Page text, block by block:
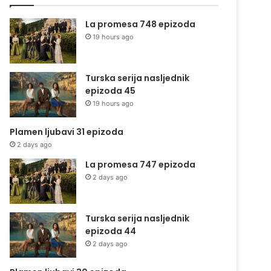
La promesa 748 epizoda
19 hours ago
Turska serija nasljednik
epizoda 45
19 hours ago
Plamen ljubavi 31 epizoda
2 days ago
La promesa 747 epizoda
2 days ago
Turska serija nasljednik
epizoda 44
2 days ago